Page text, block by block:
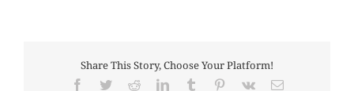
Share This Story, Choose Your Platform!
Facebook
TwitterRedditLinkedInTumblr Pinterest
Vk Email